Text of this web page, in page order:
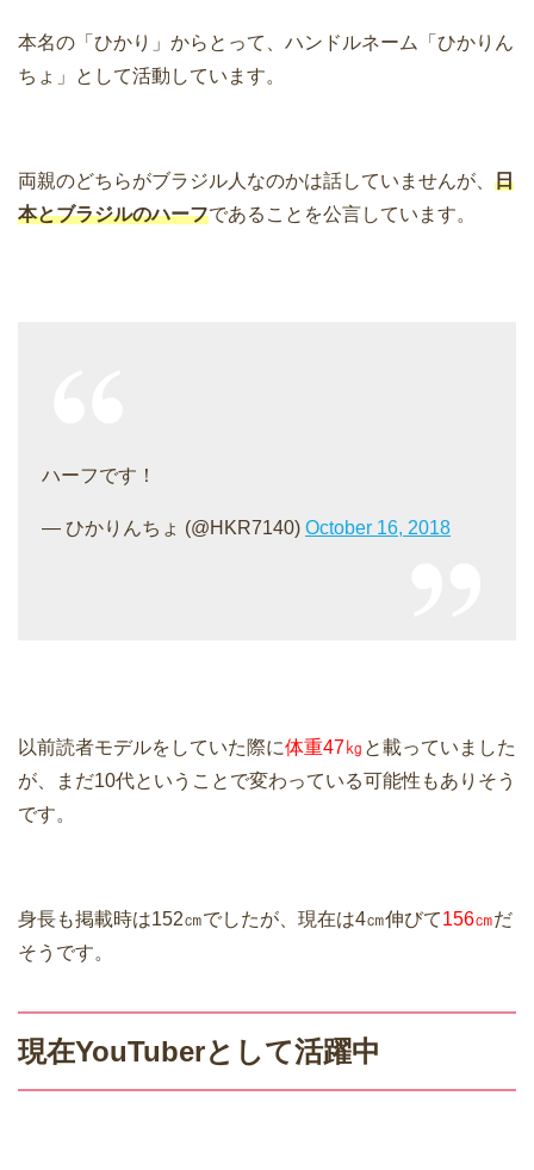
本名の「ひかり」からとって、ハンドルネーム「ひかりん
ちょ」として活動しています。
両親のどちらがブラジル人なのかは話していませんが、 日
本とブラジルのハーフであることを公言しています。
ハーフです！
— ひかりんちょ (@HKR7140) October 16, 2018
以前読者モデルをしていた際に体重47㎏ と載っていました
が、まだ10代ということで変わっている可能性もありそう
です。
身長も掲載時は152㎝でしたが、現在は4㎝伸びて156㎝だ
そうです。
現在YouTuberとして活躍中